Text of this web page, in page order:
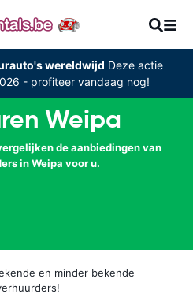
wereldwijd Deze actie
- profiteer vandaag nog!
Weipa
de aanbiedingen van
in Weipa voor u.
en minder bekende